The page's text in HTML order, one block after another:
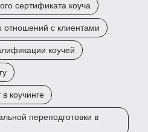
сертификата коуча
отношений с клиентами
коучей
коучинге
переподготовки в